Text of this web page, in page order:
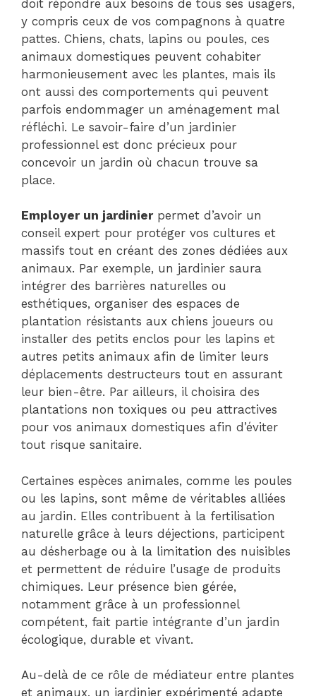
doit répondre aux besoins de tous ses usagers,
y compris ceux de vos compagnons à quatre
pattes. Chiens, chats, lapins ou poules, ces
animaux domestiques peuvent cohabiter
harmonieusement avec les plantes, mais ils
ont aussi des comportements qui peuvent
parfois endommager un aménagement mal
réfléchi. Le savoir-faire d’un jardinier
professionnel est donc précieux pour
concevoir un jardin où chacun trouve sa
place.
Employer un jardinierpermet d’avoir un
conseil expert pour protéger vos cultures et
massifs tout en créant des zones dédiées aux
animaux. Par exemple, un jardinier saura
intégrer des barrières naturelles ou
esthétiques, organiser des espaces de
plantation résistants aux chiens joueurs ou
installer des petits enclos pour les lapins et
autres petits animaux afin de limiter leurs
déplacements destructeurs tout en assurant
leur bien-être. Par ailleurs, il choisira des
plantations non toxiques ou peu attractives
pour vos animaux domestiques afin d’éviter
tout risque sanitaire.
Certaines espèces animales, comme les poules
ou les lapins, sont même de véritables alliées
au jardin. Elles contribuent à la fertilisation
naturelle grâce à leurs déjections, participent
au désherbage ou à la limitation des nuisibles
et permettent de réduire l’usage de produits
chimiques. Leur présence bien gérée,
notamment grâce à un professionnel
compétent, fait partie intégrante d’un jardin
écologique, durable et vivant.
Au-delà de ce rôle de médiateur entre plantes
et animaux, un jardinier expérimenté adapte